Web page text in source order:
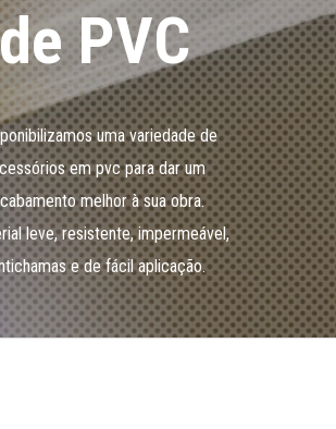
de PVC
uma variedade de
em pvc para dar um
melhor à sua obra.
leve, resistente, impermeável,
e de fácil aplicação.